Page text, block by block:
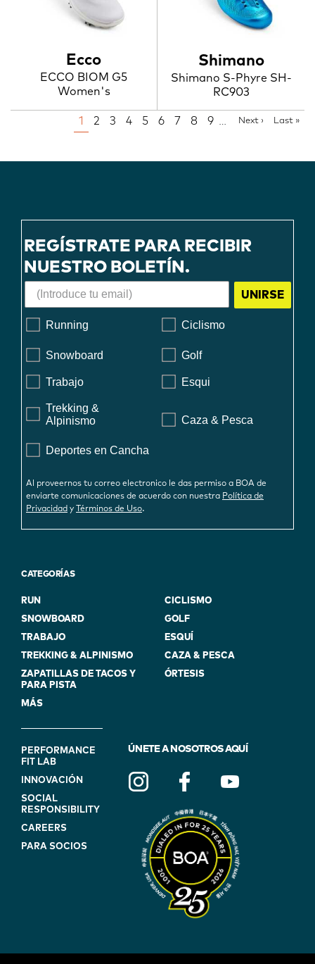
Ecco
ECCO BIOM G5
Women's
Shimano
Shimano S-Phyre SH-
RC903
PAGINATION
Page
1 Page
2 Page
3 Page
4 Page
5 Page
6 Page
7 Page
8 Page
9
Next
Next ›
Last
Last »
REGÍSTRATE PARA RECIBIR
NUESTRO BOLETÍN.
UNIRSE
Running Ciclismo
Snowboard Golf
Trabajo Esqui
Trekking &
Alpinismo
Caza & Pesca
Deportes en Cancha
Al proveernos tu correo electronico le das permiso a BOA de
enviarte comunicaciones de acuerdo con nuestra Política de
Privacidad y Términos de Uso.
CATEGORÍAS
RUN
CICLISMO
SNOWBOARD
GOLF
TRABAJO
ESQUÍ
TREKKING & ALPINISMO
CAZA & PESCA
ZAPATILLAS DE TACOS Y
PARA PISTA
ÓRTESIS
MÁS
FOOTER
NAVIGATION
(ON
BLUE)
PERFORMANCE
FIT LAB
INNOVACIÓN
SOCIAL
RESPONSIBILITY
CAREERS
PARA SOCIOS
ÚNETE A NOSOTROS AQUÍ